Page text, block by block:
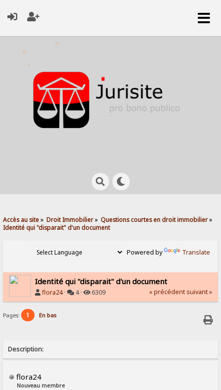
Accès au site» Droit Immobilier» Questions courtes en droit immobilier»
Identité qui "disparait" d'un document
Powered by Translate
Identité qui "disparait" d'un document
flora24· 4 · 6309 « précédent suivant »
Pages: 1 En bas
Description:
flora24
Nouveau membre